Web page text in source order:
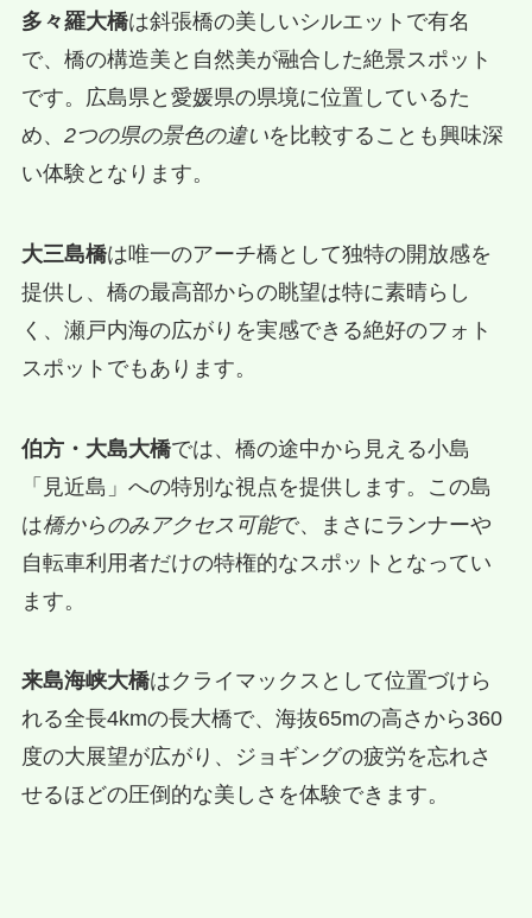
多々羅大橋は斜張橋の美しいシルエットで有名
で、橋の構造美と自然美が融合した絶景スポット
です。広島県と愛媛県の県境に位置しているた
め、 2つの県の景色の違いを比較することも興味深
い体験となります。
大三島橋は唯一のアーチ橋として独特の開放感を
提供し、橋の最高部からの眺望は特に素晴らし
く、瀬戸内海の広がりを実感できる絶好のフォト
スポットでもあります。
伯方・大島大橋では、橋の途中から見える小島
「見近島」への特別な視点を提供します。この島
は橋からのみアクセス可能で、まさにランナーや
自転車利用者だけの特権的なスポットとなってい
ます。
来島海峡大橋はクライマックスとして位置づけら
れる全長4kmの長大橋で、海抜65mの高さから360
度の大展望が広がり、ジョギングの疲労を忘れさ
せるほどの圧倒的な美しさを体験できます。